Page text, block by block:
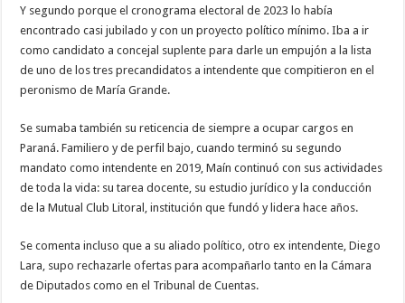
Y segundo porque el cronograma electoral de 2023 lo había
encontrado casi jubilado y con un proyecto político mínimo. Iba a ir
como candidato a concejal suplente para darle un empujón a la lista
de uno de los tres precandidatos a intendente que compitieron en el
peronismo de María Grande.
Se sumaba también su reticencia de siempre a ocupar cargos en
Paraná. Familiero y de perfil bajo, cuando terminó su segundo
mandato como intendente en 2019, Maín continuó con sus actividades
de toda la vida: su tarea docente, su estudio jurídico y la conducción
de la Mutual Club Litoral, institución que fundó y lidera hace años.
Se comenta incluso que a su aliado político, otro ex intendente, Diego
Lara, supo rechazarle ofertas para acompañarlo tanto en la Cámara
de Diputados como en el Tribunal de Cuentas.